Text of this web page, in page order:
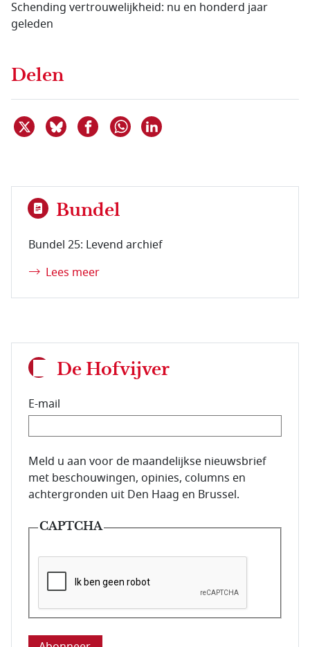
Schending vertrouwelijkheid: nu en honderd jaar
geleden
Delen
Deel dit item op X
Deel dit item op Bluesky
Deel dit item op Facebook
Delen via WhatsApp
Bundel
Bundel 25: Levend archief
Lees meer
De Hofvijver
E-mail
E-mailadres van de abonnee.
Meld u aan voor de maandelijkse nieuwsbrief
met beschouwingen, opinies, columns en
achtergronden uit Den Haag en Brussel.
CAPTCHA
Deze vraag is om te controleren dat u een mens